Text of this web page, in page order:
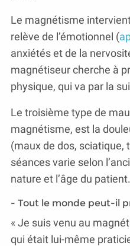
Le magnétisme
relève de l’émotionnel (
anxiétés et de la
magnétiseur cherche à
physique, qui va par la
Le troisième type de
magnétisme, est la
(maux de dos,
séances varie selon
nature et l’âge du
- Tout le monde peut-il
« Je suis venu au
qui était lui-même